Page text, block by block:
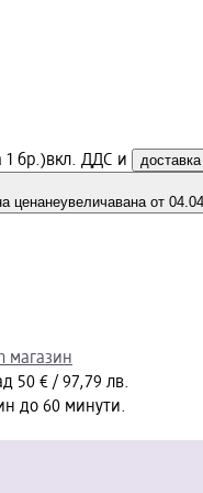
1 бр.)вкл. ДДС и доставка
ценанеувеличавана от
магазин
50 € / 97,79 лв.
до 60 минути.